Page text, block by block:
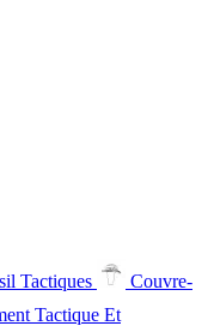
Tactiques
Couvre-
Tactique Et